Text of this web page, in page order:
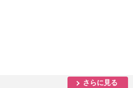
さらに見る